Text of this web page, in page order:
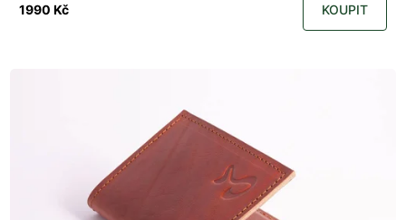
1990 Kč KOUPIT